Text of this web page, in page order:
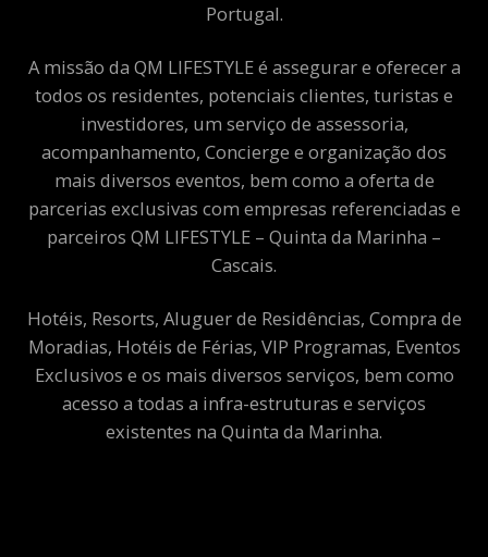
Portugal.
A missão da QM LIFESTYLE é assegurar e oferecer a
todos os residentes, potenciais clientes, turistas e
investidores, um serviço de assessoria,
acompanhamento, Concierge e organização dos
mais diversos eventos, bem como a oferta de
parcerias exclusivas com empresas referenciadas e
parceiros QM LIFESTYLE – Quinta da Marinha –
Cascais.
Hotéis, Resorts, Aluguer de Residências, Compra de
Moradias, Hotéis de Férias, VIP Programas, Eventos
Exclusivos e os mais diversos serviços, bem como
acesso a todas a infra-estruturas e serviços
existentes na Quinta da Marinha.